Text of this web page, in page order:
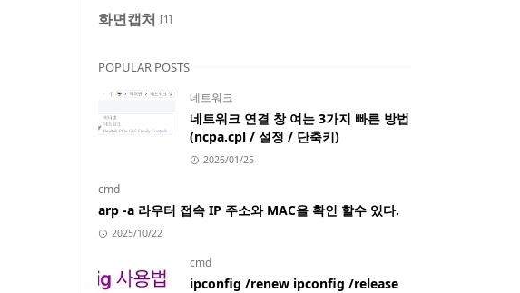
화면캡처 [1]
POPULAR POSTS
네트워크
네트워크 연결 창 여는 3가지 빠른 방법
(ncpa.cpl / 설정 / 단축키)
2026/01/25
cmd
arp -a 라우터 접속 IP 주소와 MAC을 확인 할수 있다.
2025/10/22
cmd
ipconfig /renew ipconfig /release